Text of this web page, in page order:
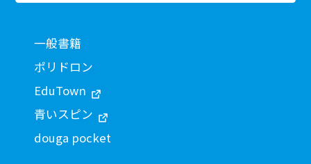
一般書籍
ポリドロン
EduTown
青いスピン
douga pocket